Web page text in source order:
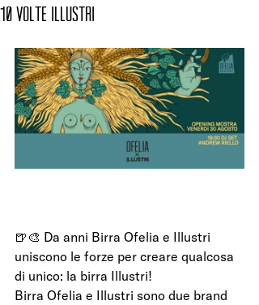
10 VOLTE ILLUSTRI
🍺🎨 Da anni Birra Ofelia e Illustri
uniscono le forze per creare qualcosa
di unico: la birra Illustri!
Birra Ofelia e Illustri sono due brand